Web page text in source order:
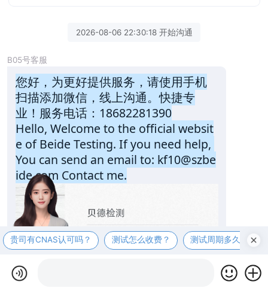
2026-08-06 22:30:18 开始沟通
B05号客服
您好，为更好提供服务，请使用手机
扫描添加微信，线上沟通。快捷专
业！服务电话：18682281390
Hello, Welcome to the official websit
e of Beide Testing. If you need help,
You can send an email to: kf10@szbe
ide.com Contact me.
贵司有CNAS认可吗？ 测试怎么收费？ 测试周期多久？